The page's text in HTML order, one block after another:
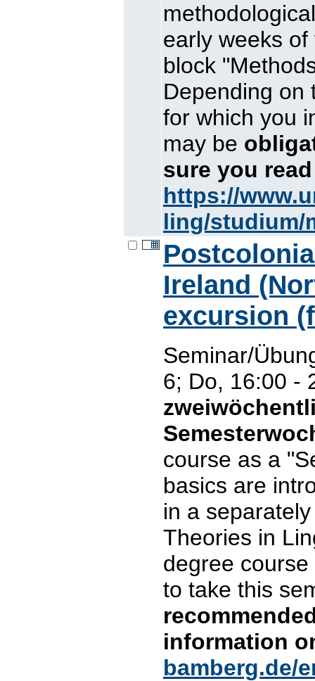
early weeks
block
Depending on
for which you
may be
sure you
https://
ling/studium/
Ireland
excursion
Seminar/
6; Do, 16:00 -
course as a
basics are
in a
Theories in
degree
to take this
information
bamberg.de/